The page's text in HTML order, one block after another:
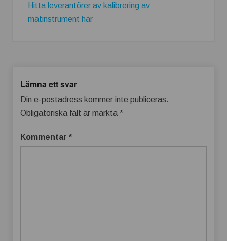
Hitta leverantörer av kalibrering av
mätinstrument här
Lämna ett svar
Din e-postadress kommer inte publiceras.
Obligatoriska fält är märkta *
Kommentar *